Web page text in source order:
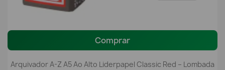
Comprar
Arquivador A-Z A5 Ao Alto Liderpapel Classic Red – Lombada